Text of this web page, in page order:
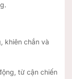
khiên chắn và
từ cận chiến